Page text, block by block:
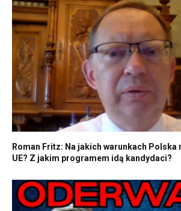
Roman Fritz: Na jakich warunkach Polska
UE? Z jakim programem idą kandydaci?